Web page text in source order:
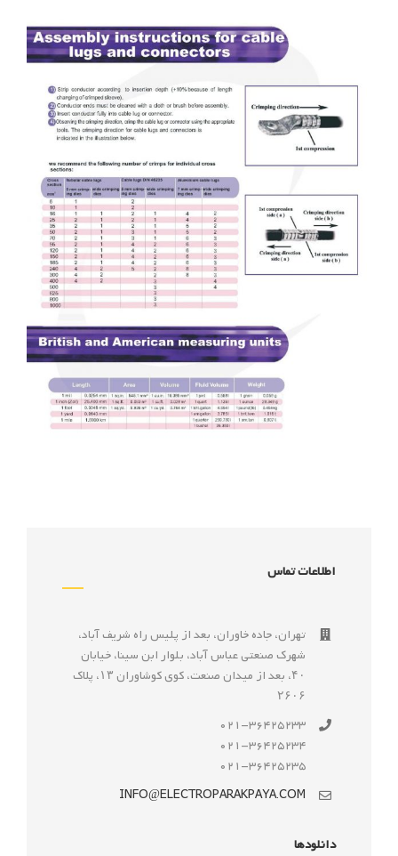
اطلاعات تماس
تهران، جاده خاوران، بعد از پليس راه شريف آباد،
شهرک صنعتى عباس آباد، بلوار ابن سينا، خيابان
۴۰، بعد از ميدان صنعت، كوی كوشاوران ۱۳، پلاک
۲۶۰۶
021-36425233
021-36425234
021-36425235
INFO@ELECTROPARAKPAYA.COM
دانلودها